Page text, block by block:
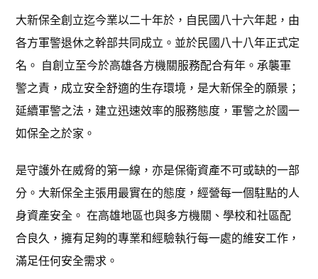
大新保全創立迄今業以二十年於，自民國八十六年起，由
各方軍警退休之幹部共同成立。並於民國八十八年正式定
名。 自創立至今於高雄各方機關服務配合有年。承襲軍
警之責，成立安全舒適的生存環境，是大新保全的願景；
延續軍警之法，建立迅速效率的服務態度，軍警之於國一
如保全之於家。
是守護外在威脅的第一線，亦是保衛資產不可或缺的一部
分。大新保全主張用最實在的態度，經營每一個駐點的人
身資產安全。 在高雄地區也與多方機關、學校和社區配
合良久，擁有足夠的專業和經驗執行每一處的維安工作，
滿足任何安全需求。